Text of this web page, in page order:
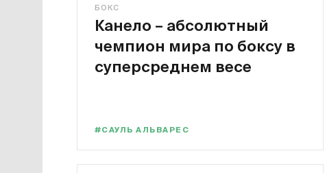
БОКС
Канело – абсолютный
чемпион мира по боксу в
суперсреднем весе
#САУЛЬ АЛЬВАРЕС